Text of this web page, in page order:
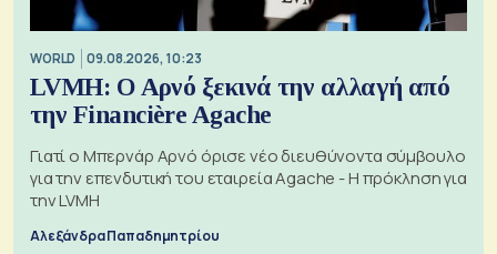
WORLD 09.08.2026, 10:23
LVMH: Ο Αρνό ξεκινά την αλλαγή από
την Financière Agache
Γιατί ο Μπερνάρ Αρνό όρισε νέο διευθύνοντα σύμβουλο
για την επενδυτική του εταιρεία Agache - Η πρόκληση για
την LVMH
Αλεξάνδρα Παπαδημητρίου